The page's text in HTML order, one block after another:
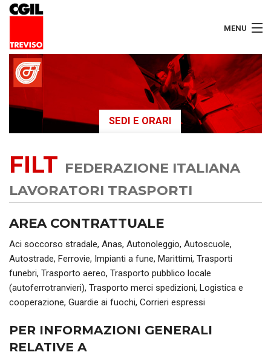
MENU
LAVORATORI
PENSIONATI
SERVIZI
SEGRETERIA
SEDI
SEDI E ORARI
FILT FEDERAZIONE ITALIANA
LAVORATORI TRASPORTI
AREA CONTRATTUALE
Aci soccorso stradale, Anas, Autonoleggio, Autoscuole,
Autostrade, Ferrovie, Impianti a fune, Marittimi, Trasporti
funebri, Trasporto aereo, Trasporto pubblico locale
(autoferrotranvieri), Trasporto merci spedizioni, Logistica e
cooperazione, Guardie ai fuochi, Corrieri espressi
PER INFORMAZIONI GENERALI
RELATIVE A